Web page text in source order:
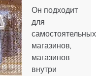
Он подходит
для
самостоятельных
магазинов,
магазинов
внутри